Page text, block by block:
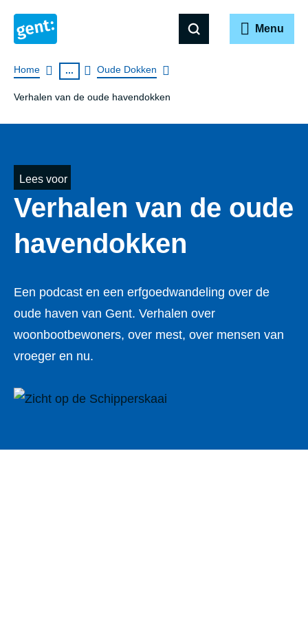
Menu
Breadcrumb
Home ... Oude Dokken
Verhalen van de oude havendokken
Lees voor
Verhalen van de oude
havendokken
Een podcast en een erfgoedwandeling over de
oude haven van Gent. Verhalen over
woonbootbewoners, over mest, over mensen van
vroeger en nu.